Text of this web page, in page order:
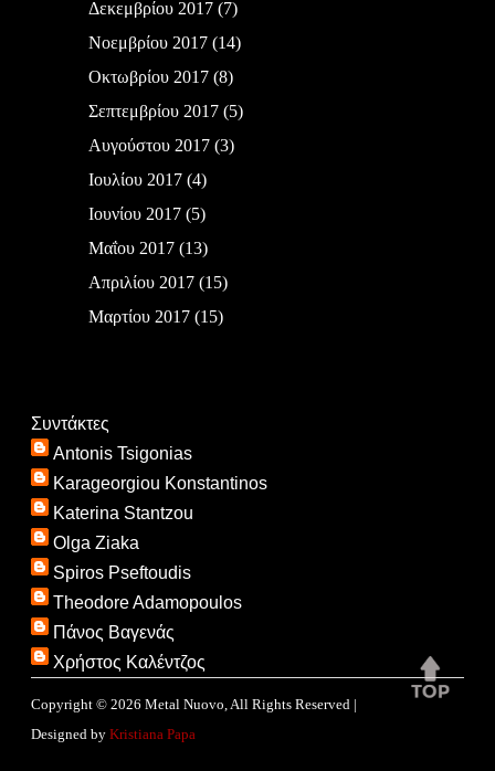
Δεκεμβρίου 2017(7)
Νοεμβρίου 2017(14)
Οκτωβρίου 2017(8)
Σεπτεμβρίου 2017(5)
Αυγούστου 2017(3)
Ιουλίου 2017(4)
Ιουνίου 2017(5)
Μαΐου 2017(13)
Απριλίου 2017(15)
Μαρτίου 2017(15)
Συντάκτες
Antonis Tsigonias
Karageorgiou Konstantinos
Katerina Stantzou
Olga Ziaka
Spiros Pseftoudis
Theodore Adamopoulos
Πάνος Βαγενάς
Χρήστος Καλέντζος
Copyright © 2026 Metal Nuovo , All Rights Reserved |
Designed by Kristiana Papa